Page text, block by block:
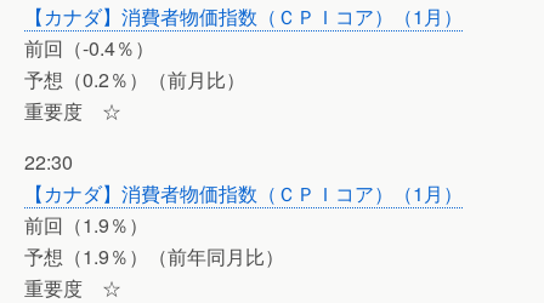
【カナダ】消費者物価指数（ＣＰＩコア）（1月）
前回（-0.4％）
予想（0.2％）（前月比）
重要度 ☆
22:30
【カナダ】消費者物価指数（ＣＰＩコア）（1月）
前回（1.9％）
予想（1.9％）（前年同月比）
重要度 ☆